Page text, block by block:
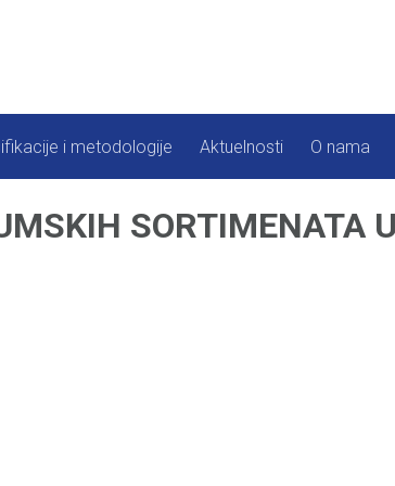
i metodologije Aktuelnosti O nama
SORTIMENATA